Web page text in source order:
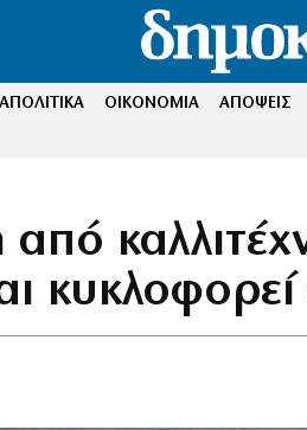
ΟΙΚΟΝΟΜΙΑ ΑΠΟΨΕΙΣ
κυκλοφορεί